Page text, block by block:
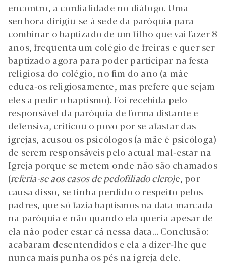
encontro, a cordialidade no diálogo. Uma
senhora dirigiu-se à sede da paróquia para
combinar o baptizado de um filho que vai fazer 8
anos, frequenta um colégio de freiras e quer ser
baptizado agora para poder participar na festa
religiosa do colégio, no fim do ano (a mãe
educa-os religiosamente, mas prefere que sejam
eles a pedir o baptismo). Foi recebida pelo
responsável da paróquia de forma distante e
defensiva, criticou o povo por se afastar das
igrejas, acusou os psicólogos (a mãe é psicóloga)
de serem responsáveis pelo actual mal-estar na
Igreja porque se metem onde não são chamados
(referia-se aos casos de pedofiliado clero)e, por
causa disso, se tinha perdido o respeito pelos
padres, que só fazia baptismos na data marcada
na paróquia e não quando ela queria apesar de
ela não poder estar cá nessa data… Conclusão:
acabaram desentendidos e ela a dizer-lhe que
nunca mais punha os pés na igreja dele.